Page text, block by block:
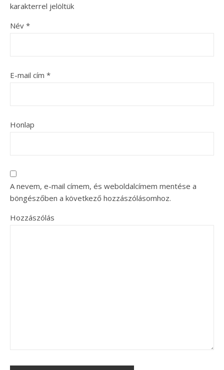
karakterrel jelöltük
Név *
E-mail cím *
Honlap
A nevem, e-mail címem, és weboldalcímem mentése a
böngészőben a következő hozzászólásomhoz.
Hozzászólás